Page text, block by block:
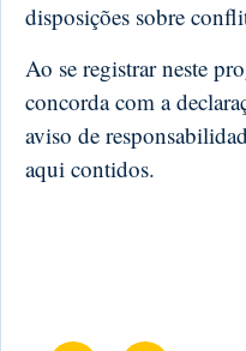
disposições sobre
Ao se registrar neste
concorda com a
aviso de
aqui contidos.